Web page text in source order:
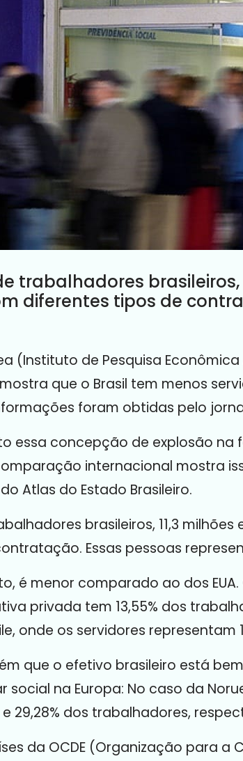
trabalhadores
diferentes tipos de
(Instituto de Pesquisa
que o Brasil tem menos
foram obtidas pelo
essa concepção de explosão
internacional mostra
Atlas do Estado Brasileiro.
brasileiros, 11,3
Essas pessoas
é menor comparado ao dos
privada tem 13,55% dos
onde os servidores representam
que o efetivo brasileiro está
na Europa: No caso da
29,28% dos trabalhadores,
da OCDE (Organização para a